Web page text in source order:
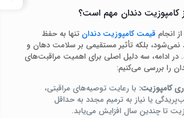
کامپوزیت دندان مهم است؟
انجام قیمت کامپوزیت دندانتنها به حفظ
نمی‌شود، بلکه تأثیر مستقیمی بر سلامت دهان و
در ادامه، سه دلیل اصلی برای اهمیت مراقبت‌های
را بررسی می‌کنیم:
کامپوزیت: با رعایت توصیه‌های مراقبتی،
یا نیاز به ترمیم مجدد به حداقل
تا چندین سال افزایش می‌یابد.